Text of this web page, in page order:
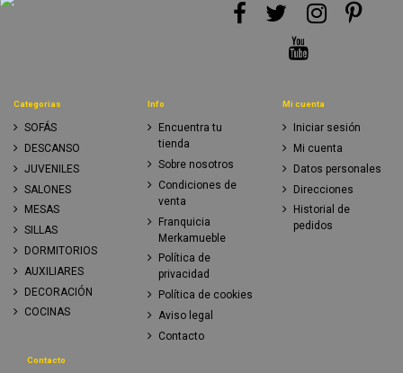
Categorias
SOFÁS
DESCANSO
JUVENILES
SALONES
MESAS
SILLAS
DORMITORIOS
AUXILIARES
DECORACIÓN
COCINAS
Info
Encuentra tu
tienda
Sobre nosotros
Condiciones de
venta
Franquicia
Merkamueble
Política de
privacidad
Política de cookies
Aviso legal
Contacto
Mi cuenta
Iniciar sesión
Mi cuenta
Datos personales
Direcciones
Historial de
pedidos
Contacto